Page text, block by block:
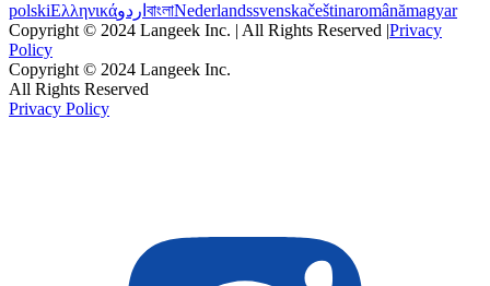
polskiΕλληνικάاردو বাংলাNederlandssvenskačeštinaromânămagyar
Copyright © 2024 Langeek Inc. | All Rights Reserved |Privacy
Policy
Copyright © 2024 Langeek Inc.
All Rights Reserved
Privacy Policy